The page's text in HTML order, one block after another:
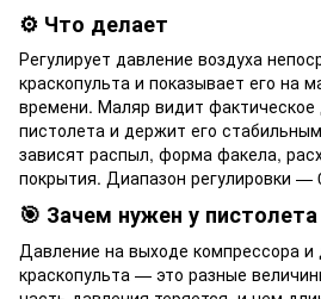
⚙️ Что делает
Регулирует давление воздуха
краскопульта и показывает его на
времени. Маляр видит фактическое
пистолета и держит его
зависят распыл, форма факела,
покрытия. Диапазон регулировки —
🎯 Зачем нужен у пистолета
Давление на выходе компрессора и
краскопульта — это разные